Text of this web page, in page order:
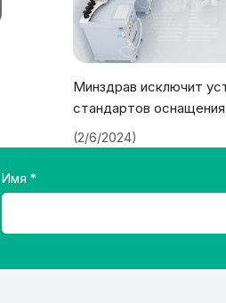
Минздрав исключит
стандартов
(2/6/2024)
Имя